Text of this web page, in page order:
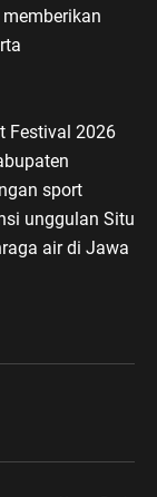
Festival 2026
sport
unggulan Situ
air di Jawa